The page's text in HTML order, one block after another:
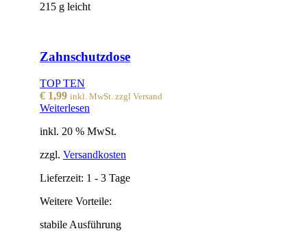
215 g leicht
Zahnschutzdose
TOP TEN
€ 1,99 inkl. MwSt. zzgl Versand
Weiterlesen
inkl. 20 % MwSt.
zzgl. Versandkosten
Lieferzeit: 1 - 3 Tage
Weitere Vorteile:
stabile Ausführung